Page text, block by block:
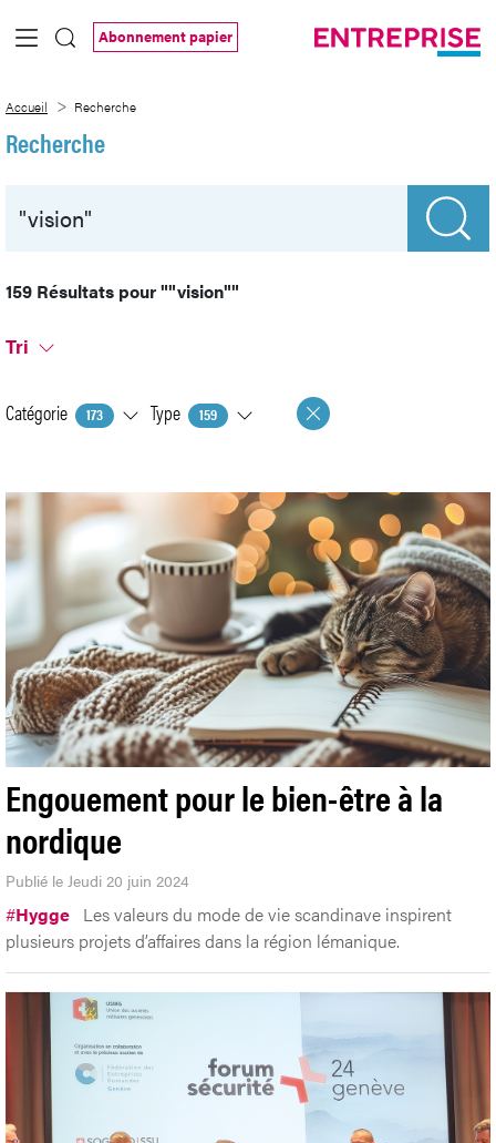
Saut au contenu principal
Abonnement papier
Accueil Recherche
Recherche
159 Résultats pour""vision""
Tri
Catégorie 173 Type 159
Engouement pour le bien-être à la
nordique
Publié le Jeudi 20 juin 2024
#Hygge Les valeurs du mode de vie scandinave inspirent
plusieurs projets d’affaires dans la région lémanique.